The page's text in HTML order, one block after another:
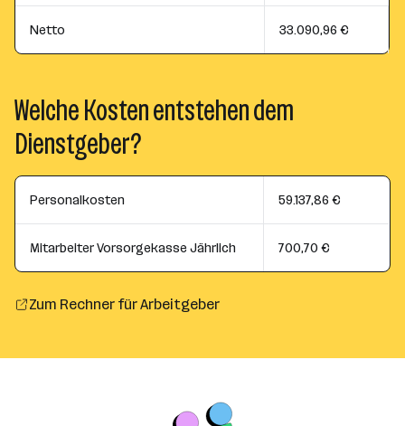
Netto 33.090,96 €
Welche Kosten entstehen dem
Dienstgeber?
Personalkosten 59.137,86 €
Mitarbeiter Vorsorgekasse Jährlich 700,70 €
Zum Rechner für Arbeitgeber